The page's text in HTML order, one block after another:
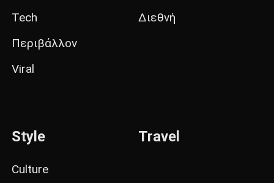
Tech
Περιβάλλον
Viral
Διεθνή
Style
Culture
Travel